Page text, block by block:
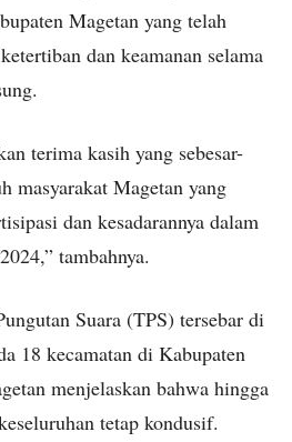
Magetan yang telah
dan keamanan selama
terima kasih yang sebesar-
masyarakat Magetan yang
dan kesadarannya dalam
tambahnya.
Suara (TPS) tersebar di
18 kecamatan di Kabupaten
menjelaskan bahwa hingga
tetap kondusif.